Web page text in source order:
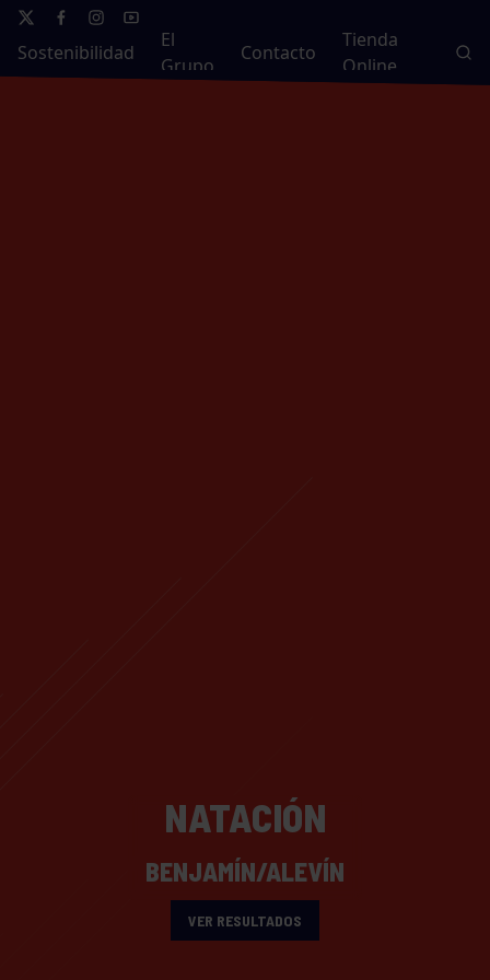
Sostenibilidad
El
Grupo
Contacto
Tienda
Online
NATACIÓN
BENJAMÍN/ALEVÍN
VER RESULTADOS